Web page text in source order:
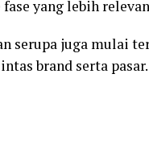
yang lebih
serupa juga mulai
brand serta pasar.